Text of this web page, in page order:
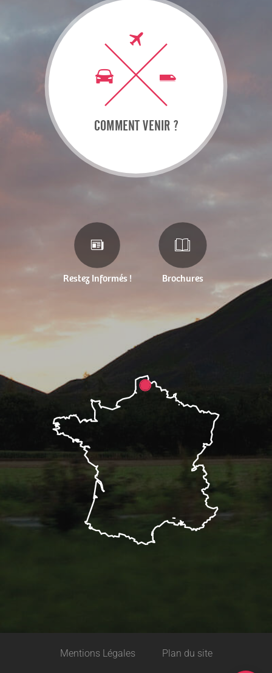
COMMENT VENIR ?
Restez Informés ! Brochures
Mentions Légales Plan du site